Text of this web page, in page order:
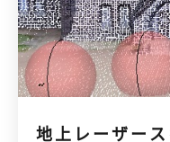
地上レーザー